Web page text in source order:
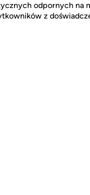
odpornych na
z